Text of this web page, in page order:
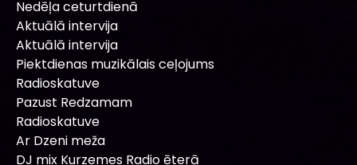
Nedēļa ceturtdienā
Aktuālā intervija
Aktuālā intervija
Piektdienas muzikālais ceļojums
Radioskatuve
Pazust Redzamam
Radioskatuve
Ar Dzeni meža
DJ mix Kurzemes Radio ēterā